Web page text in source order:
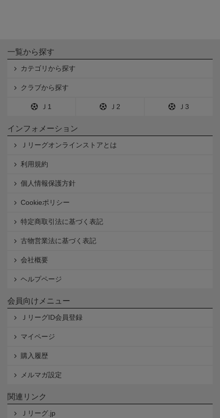
一覧から探す
カテゴリから探す
クラブから探す
Ｊ1 Ｊ2 Ｊ3
インフォメーション
Ｊリーグオンラインストアとは
利用規約
個人情報保護方針
Cookieポリシー
特定商取引法に基づく表記
古物営業法に基づく表記
会社概要
ヘルプページ
会員向けメニュー
ＪリーグID会員登録
マイページ
購入履歴
メルマガ設定
関連リンク
Ｊリーグ.jp